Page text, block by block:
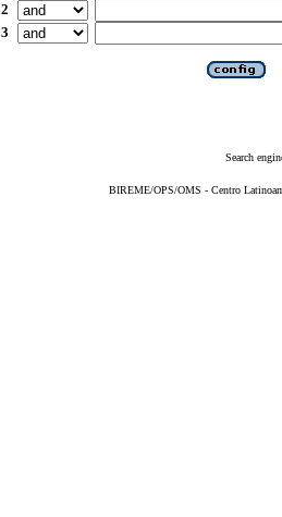
2
3
Search
BIREME/OPS/OMS - Centro